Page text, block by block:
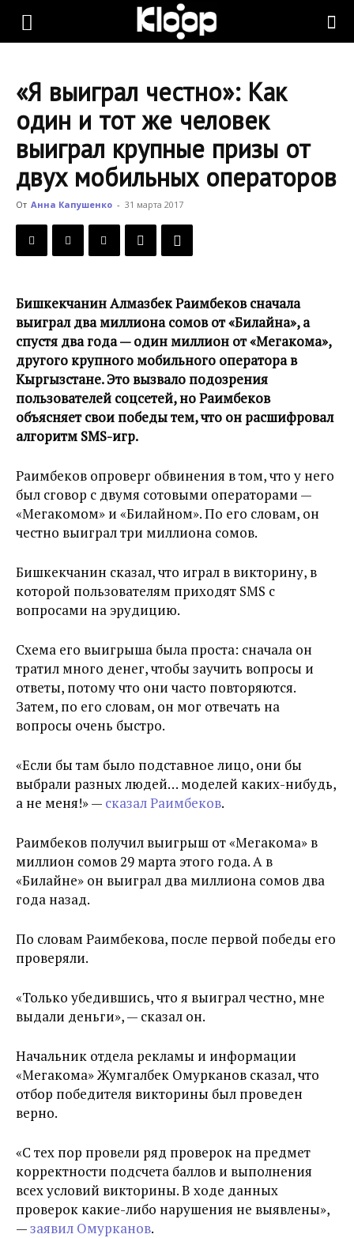
KLOOP.KG
Новости
Кыргызстана
«Я выиграл честно»: Как
один и тот же человек
выиграл крупные призы от
двух мобильных операторов
От Анна Капушенко - 31 марта 2017
Бишкекчанин Алмазбек Раимбеков сначала
выиграл два миллиона сомов от «Билайна», а
спустя два года — один миллион от «Мегакома»,
другого крупного мобильного оператора в
Кыргызстане. Это вызвало подозрения
пользователей соцсетей, но Раимбеков
объясняет свои победы тем, что он расшифровал
алгоритм SMS-игр.
Раимбеков опроверг обвинения в том, что у него
был сговор с двумя сотовыми операторами —
«Мегакомом» и «Билайном». По его словам, он
честно выиграл три миллиона сомов.
Бишкекчанин сказал, что играл в викторину, в
которой пользователям приходят SMS с
вопросами на эрудицию.
Схема его выигрыша была проста: сначала он
тратил много денег, чтобы заучить вопросы и
ответы, потому что они часто повторяются.
Затем, по его словам, он мог отвечать на
вопросы очень быстро.
«Если бы там было подставное лицо, они бы
выбрали разных людей… моделей каких-нибудь,
а не меня!» — сказал Раимбеков.
Раимбеков получил выигрыш от «Мегакома» в
миллион сомов 29 марта этого года. А в
«Билайне» он выиграл два миллиона сомов два
года назад.
По словам Раимбекова, после первой победы его
проверяли.
«Только убедившись, что я выиграл честно, мне
выдали деньги», — сказал он.
Начальник отдела рекламы и информации
«Мегакома» Жумгалбек Омурканов сказал, что
отбор победителя викторины был проведен
верно.
«С тех пор провели ряд проверок на предмет
корректности подсчета баллов и выполнения
всех условий викторины. В ходе данных
проверок какие-либо нарушения не выявлены»,
—заявил Омурканов.